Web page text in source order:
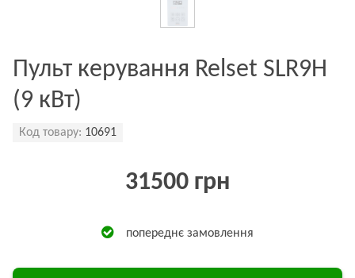
Пульт керування Relset SLR9H
(9 кВт)
Код товару: 10691
31500 грн
попереднє замовлення